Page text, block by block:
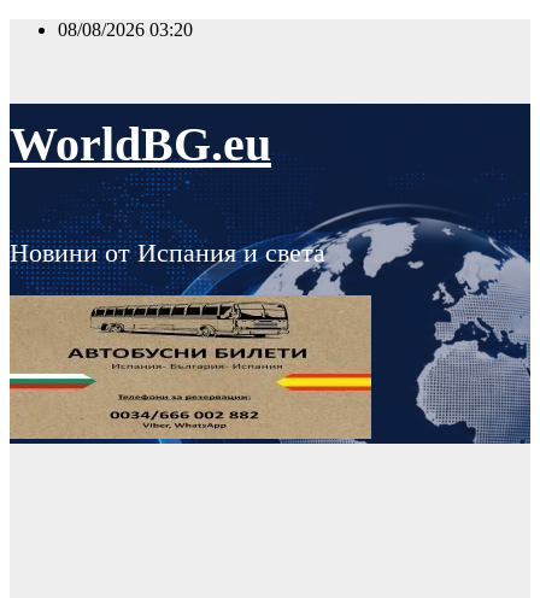
Skip
08/08/2026 03:20
WorldBG.eu
Новини от Испания и света